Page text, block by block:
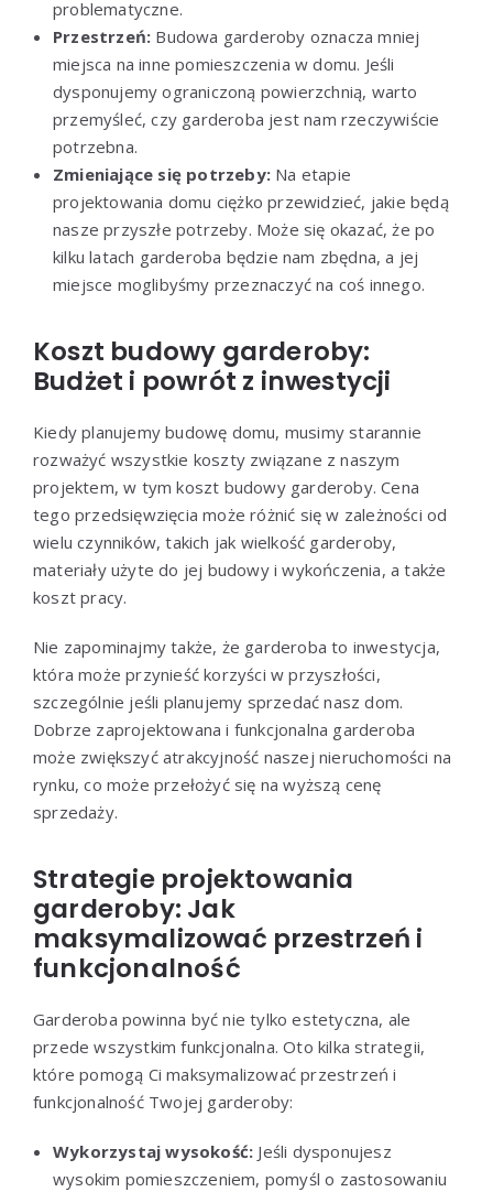
problematyczne.
Przestrzeń: Budowa garderoby oznacza mniej
miejsca na inne pomieszczenia w domu. Jeśli
dysponujemy ograniczoną powierzchnią, warto
przemyśleć, czy garderoba jest nam rzeczywiście
potrzebna.
Zmieniające się potrzeby: Na etapie
projektowania domu ciężko przewidzieć, jakie będą
nasze przyszłe potrzeby. Może się okazać, że po
kilku latach garderoba będzie nam zbędna, a jej
miejsce moglibyśmy przeznaczyć na coś innego.
Koszt budowy garderoby:
Budżet i powrót z inwestycji
Kiedy planujemy budowę domu, musimy starannie
rozważyć wszystkie koszty związane z naszym
projektem, w tym koszt budowy garderoby. Cena
tego przedsięwzięcia może różnić się w zależności od
wielu czynników, takich jak wielkość garderoby,
materiały użyte do jej budowy i wykończenia, a także
koszt pracy.
Nie zapominajmy także, że garderoba to inwestycja,
która może przynieść korzyści w przyszłości,
szczególnie jeśli planujemy sprzedać nasz dom.
Dobrze zaprojektowana i funkcjonalna garderoba
może zwiększyć atrakcyjność naszej nieruchomości na
rynku, co może przełożyć się na wyższą cenę
sprzedaży.
Strategie projektowania
garderoby: Jak
maksymalizować przestrzeń i
funkcjonalność
Garderoba powinna być nie tylko estetyczna, ale
przede wszystkim funkcjonalna. Oto kilka strategii,
które pomogą Ci maksymalizować przestrzeń i
funkcjonalność Twojej garderoby:
Wykorzystaj wysokość: Jeśli dysponujesz
wysokim pomieszczeniem, pomyśl o zastosowaniu